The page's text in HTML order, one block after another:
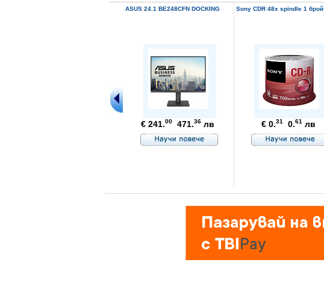
ASUS 24.1 BE248CFN DOCKING
€ 241.00 471.36 лв
Sony CDR 48x spindle 1 брой
€ 0.31 0.61 лв